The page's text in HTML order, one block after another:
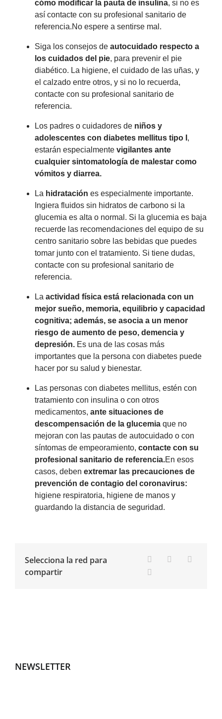
cómo modificar la pauta de insulina, si no es
así contacte con su profesional sanitario de
referencia.No espere a sentirse mal.
Siga los consejos de autocuidado respecto a
los cuidados del pie, para prevenir el pie
diabético. La higiene, el cuidado de las uñas, y
el calzado entre otros, y si no lo recuerda,
contacte con su profesional sanitario de
referencia.
Los padres o cuidadores de niños y
adolescentes con diabetes mellitus tipo I ,
estarán especialmente vigilantes ante
cualquier sintomatología de malestar como
vómitos y diarrea.
La hidratación es especialmente importante.
Ingiera fluidos sin hidratos de carbono si la
glucemia es alta o normal. Si la glucemia es baja
recuerde las recomendaciones del equipo de su
centro sanitario sobre las bebidas que puedes
tomar junto con el tratamiento. Si tiene dudas,
contacte con su profesional sanitario de
referencia.
La actividad física está relacionada con un
mejor sueño, memoria, equilibrio y capacidad
cognitiva; además, se asocia a un menor
riesgo de aumento de peso, demencia y
depresión. Es una de las cosas más
importantes que la persona con diabetes puede
hacer por su salud y bienestar.
Las personas con diabetes mellitus, estén con
tratamiento con insulina o con otros
medicamentos, ante situaciones de
descompensación de la glucemia que no
mejoran con las pautas de autocuidado o con
síntomas de empeoramiento, contacte con su
profesional sanitario de referencia.En esos
casos, deben extremar las precauciones de
prevención de contagio del coronavirus:
higiene respiratoria, higiene de manos y
guardando la distancia de seguridad.
Selecciona la red para
compartir
NEWSLETTER